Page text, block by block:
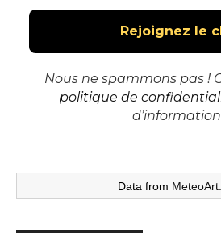
Nous ne spammons pas !
politique de
Data from